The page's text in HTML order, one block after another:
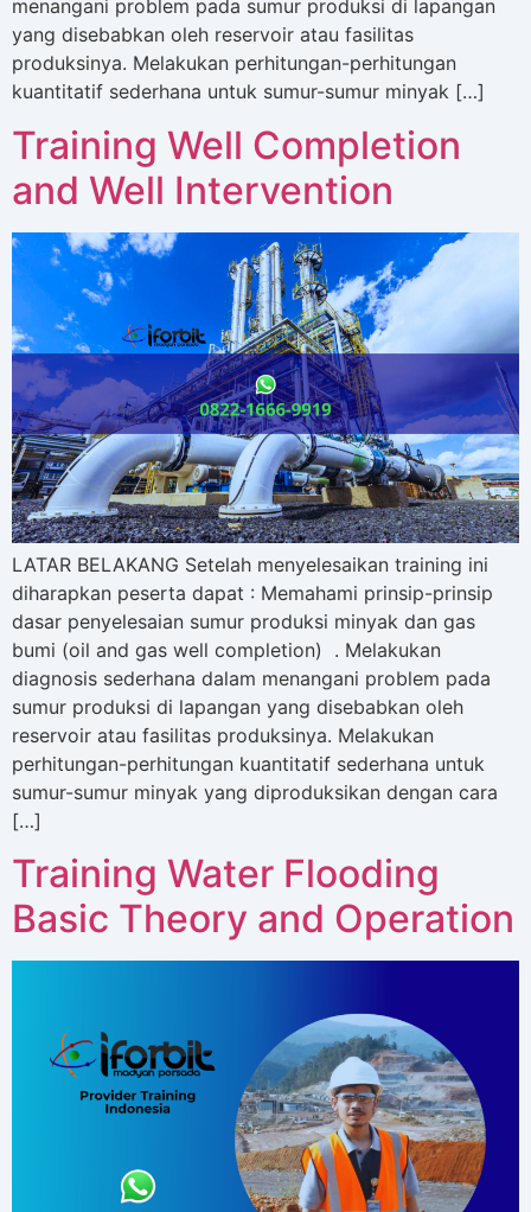
menangani problem pada sumur produksi di lapangan
yang disebabkan oleh reservoir atau fasilitas
produksinya. Melakukan perhitungan-perhitungan
kuantitatif sederhana untuk sumur-sumur minyak […]
Training Well Completion
and Well Intervention
LATAR BELAKANG Setelah menyelesaikan training ini
diharapkan peserta dapat : Memahami prinsip-prinsip
dasar penyelesaian sumur produksi minyak dan gas
bumi (oil and gas well completion) . Melakukan
diagnosis sederhana dalam menangani problem pada
sumur produksi di lapangan yang disebabkan oleh
reservoir atau fasilitas produksinya. Melakukan
perhitungan-perhitungan kuantitatif sederhana untuk
sumur-sumur minyak yang diproduksikan dengan cara
[…]
Training Water Flooding
Basic Theory and Operation